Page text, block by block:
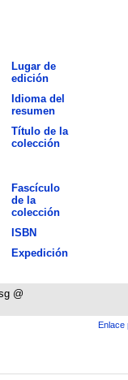
Lugar de
edición
Idioma del
resumen
Título de la
colección
Fascículo
de la
colección
ISBN
Expedición
@
Enlace